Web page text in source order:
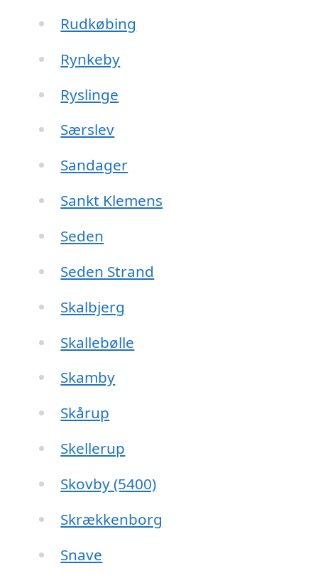
Rudkøbing
Rynkeby
Ryslinge
Særslev
Sandager
Sankt Klemens
Seden
Seden Strand
Skalbjerg
Skallebølle
Skamby
Skårup
Skellerup
Skovby (5400)
Skrækkenborg
Snave